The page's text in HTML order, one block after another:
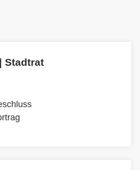
Stadtrat